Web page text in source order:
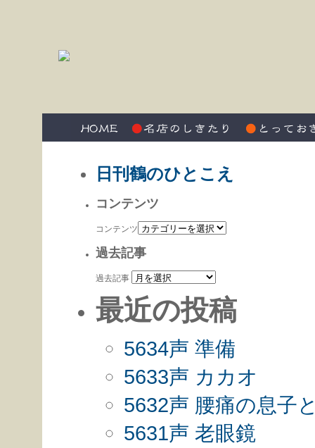
日刊鶴のひとこえ
コンテンツ
コンテンツ
過去記事
過去記事
最近の投稿
5634声 準備
5633声 カカオ
5632声 腰痛の息子
5631声 老眼鏡